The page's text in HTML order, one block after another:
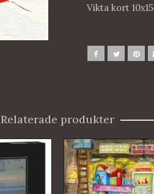
Vikta kort
Relaterade produkter